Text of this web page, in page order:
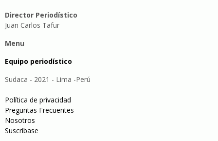
Director Periodístico
Juan Carlos Tafur
Menu
Equipo periodístico
Sudaca - 2021 - Lima -Perú
Política de privacidad
Preguntas Frecuentes
Nosotros
Suscríbase